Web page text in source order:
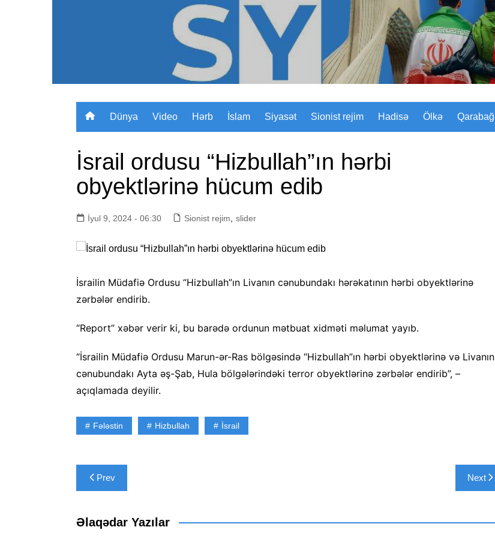
Sizinyol.org
Dünya Video Hərb İslam Siyasət Sionist rejim Hadisə Ölkə Qarabağ
İsrail ordusu “Hizbullah”ın hərbi
obyektlərinə hücum edib
İyul 9, 2024 - 06:30 Sionist rejim slider
İsrailin Müdafiə Ordusu “Hizbullah”ın Livanın cənubundakı hərəkatının hərbi obyektlərinə
zərbələr endirib.
“Report” xəbər verir ki, bu barədə ordunun mətbuat xidməti məlumat yayıb.
“İsrailin Müdafiə Ordusu Marun-ər-Ras bölgəsində “Hizbullah”ın hərbi obyektlərinə və Livanın
cənubundakı Ayta əş-Şab, Hula bölgələrindəki terror obyektlərinə zərbələr endirib”, –
açıqlamada deyilir.
Fələstin Hizbullah İsrail
Yazı
naviqasiyası
Prev Next
Əlaqədar Yazılar